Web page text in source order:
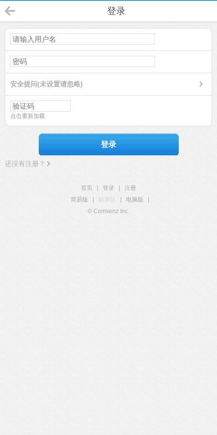
登录
安全提问(未设置请忽略)
点击重新加载
登录
还没有注册？
首页 登录
注册
简易版
触屏版 电脑版
© Comsenz Inc.